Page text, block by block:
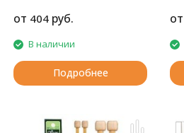
от 404 руб.
В наличии
Подробнее
от